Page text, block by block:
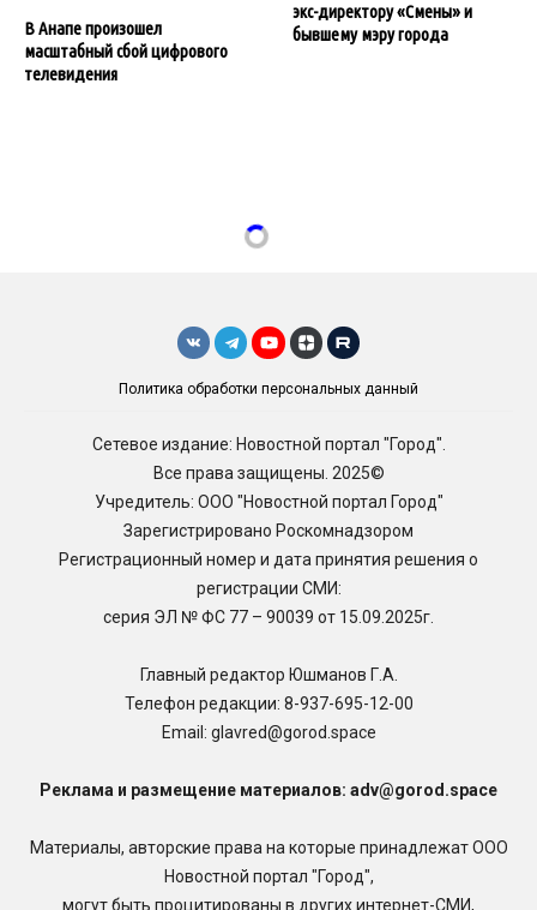
В Анапе произошел
масштабный сбой цифрового
телевидения
экс-директору «Смены» и
бывшему мэру города
Политика обработки персональных данный
Сетевое издание: Новостной портал "Город".
Все права защищены. 2025©
Учредитель: ООО "Новостной портал Город"
Зарегистрировано Роскомнадзором
Регистрационный номер и дата принятия решения о
регистрации СМИ:
серия ЭЛ № ФС 77 – 90039 от 15.09.2025г.
Главный редактор Юшманов Г.А.
Телефон редакции: 8-937-695-12-00
Email: glavred@gorod.space
Реклама и размещение материалов: adv@gorod.space
Материалы, авторские права на которые принадлежат ООО
Новостной портал "Город",
могут быть процитированы в других интернет-СМИ,